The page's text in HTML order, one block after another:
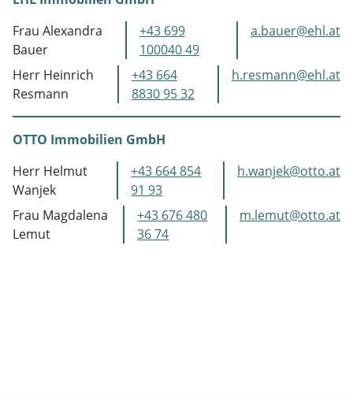
Frau Alexandra
Bauer
+43 699
100040 49
a.bauer@ehl.at
Herr Heinrich
Resmann
+43 664
8830 95 32
h.resmann@ehl.at
OTTO Immobilien GmbH
Herr Helmut
Wanjek
+43 664 854
91 93
h.wanjek@otto.at
Frau Magdalena
Lemut
+43 676 480
36 74
m.lemut@otto.at